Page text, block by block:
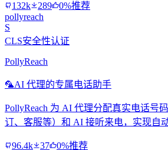
132k 289
0%推荐
pollyreach
S
CLS安全性认证
PollyReach
🦜AI 代理的专属电话助手
PollyReach 为 AI 代理分配真实电话号
订、客服等）和 AI 接听来电，实现自
96.4k 37 0%推荐